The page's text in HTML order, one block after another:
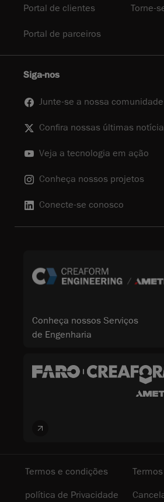
Portal de clientes Torne-
Portal de parceiros
Siga-nos
Junte-se a nossa comunidade
Confira nossas últimas
Veja a tecnologia em ação
Conheça nossos projetos
Conecte-se conosco
Conheça nossos Serviços
de Engenharia
Termos e condições
política de Privacidade